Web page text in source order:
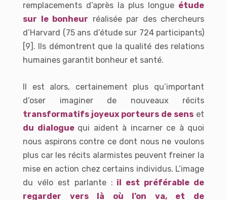
remplacements d’après la plus longue étude
sur le bonheur réalisée par des chercheurs
d’Harvard (75 ans d’étude sur 724 participants)
[9]. Ils démontrent que la qualité des relations
humaines garantit bonheur et santé.
Il est alors, certainement plus qu’important
d’oser imaginer de nouveaux récits
transformatifs joyeux porteurs de sens et
du dialogue qui aident à incarner ce à quoi
nous aspirons contre ce dont nous ne voulons
plus car les récits alarmistes peuvent freiner la
mise en action chez certains individus. L’image
du vélo est parlante : il est préférable de
regarder vers là où l’on va, et de